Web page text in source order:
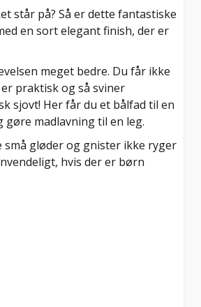
står på? Så er dette fantastiske
en sort elegant finish, der er
meget bedre. Du får ikke
praktisk og så sviner
sjovt! Her får du et bålfad til en
madlavning til en leg.
små gløder og gnister ikke ryger
hvis der er børn